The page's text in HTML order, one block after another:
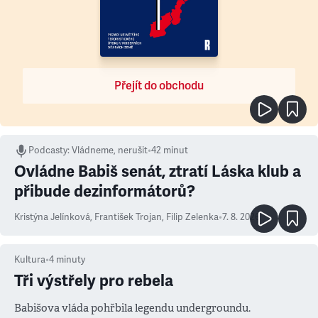
Přejít do obchodu
Podcasty:Vládneme, nerušit•42 minut
Ovládne Babiš senát, ztratí Láska klub a
přibude dezinformátorů?
Kristýna Jelínková, František Trojan, Filip Zelenka•7. 8. 2026
Kultura•4 minuty
Tři výstřely pro rebela
Babišova vláda pohřbila legendu undergroundu.